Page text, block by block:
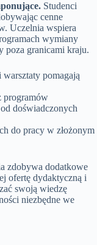
Studenci
cenne
Uczelnia wspiera
wymiany
poza granicami kraju.
pomagają
programów
doświadczonych
do pracy w złożonym
zdobywa dodatkowe
ofertę dydaktyczną i
swoją wiedzę
niezbędne we